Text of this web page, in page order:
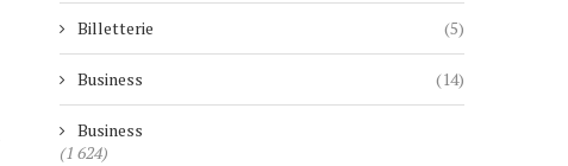
Billetterie (5)
Business (14)
Business
(1 624)